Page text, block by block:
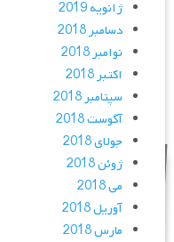
ژانویه 2019
دسامبر 2018
نوامبر 2018
اکتبر 2018
سپتامبر 2018
آگوست 2018
جولای 2018
ژوئن 2018
می 2018
آوریل 2018
مارس 2018